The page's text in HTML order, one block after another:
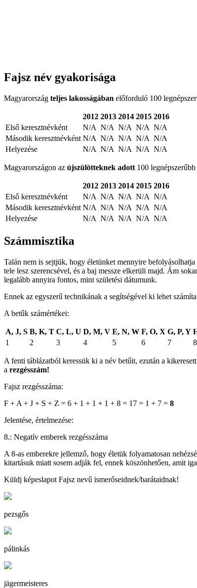
Fajsz név gyakorisága
Magyarország teljes lakosságában előforduló 100
2012 2013 2014 2015 2016
Első keresztnévként
N/A N/A N/A N/A N/A
Második keresztnévként N/A N/A N/A N/A N/A
Helyezése
N/A N/A N/A N/A N/A
Magyarországon az újszülötteknek adott 100
2012 2013 2014 2015 2016
Első keresztnévként
N/A N/A N/A N/A N/A
Második keresztnévként N/A N/A N/A N/A N/A
Helyezése
N/A N/A N/A N/A N/A
Számmisztika
Talán nem is sejtjük, hogy életünket mennyire
tele lesz szerencsével, és a baj messze elkerüli majd. Ám
legalább annyira fontos, mint születési dátumunk.
Ennek az egyszerű technikának a segítségével ki lehet
A betűk számértékei:
A, J, S B, K, T C, L, U D, M, V E, N, W F, O, X G, P, Y
1
2 3 4 5 6 7 8
A fenti táblázatból keressük ki a név betűit, ezután a
a rezgésszám!
Fajsz rezgésszáma:
F + A + J + S + Z = 6 + 1 + 1 + 1 + 8 = 17 = 1 + 7 = 8
Jelentése, értelmezése:
8.: Negatív emberek rezgésszáma
A 8-as emberekre jellemző, hogy életük folyamatosan
kitartásuk miatt sosem adják fel, ennek köszönhetően, amit
Küldj képeslapot Fajsz nevű ismerőseidnek/barátaidnak!
pezsgős
pálinkás
jägermeisteres